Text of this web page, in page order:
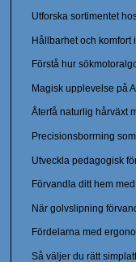
Utforska sortimentet
Hållbarhet och komfort
Förstå hur
Magisk upplevelse på
Återfå naturlig hårväxt
Precisionsborrning
Utveckla pedagogisk
Förvandla ditt hem
När golvslipning
Fördelarna med
Så väljer du rätt